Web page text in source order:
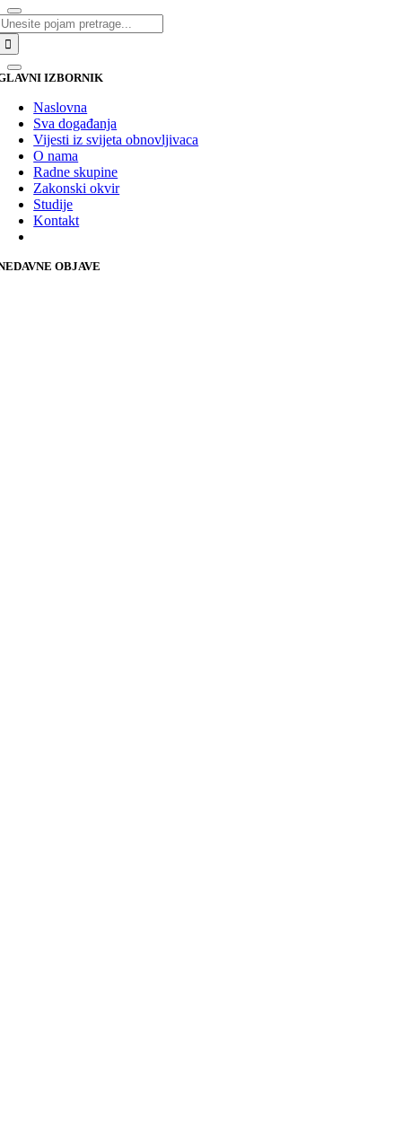
IZBORNIK
Naslovna
Sva događanja
Vijesti iz svijeta obnovljivaca
O nama
Radne skupine
Zakonski okvir
Studije
Kontakt
OBJAVE